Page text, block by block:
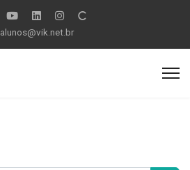
alunos@vik.net.br